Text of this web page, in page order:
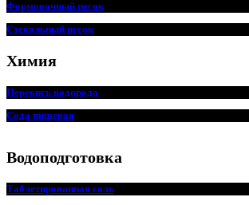
Формовочный песок
Стекольный песок
Химия
Перекись водорода
Сода пищевая
Водоподготовка
Таблетированная соль